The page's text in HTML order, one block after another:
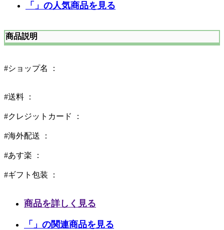
「」の人気商品を見る
商品説明
#ショップ名 ：
#送料 ：
#クレジットカード ：
#海外配送 ：
#あす楽 ：
#ギフト包装 ：
商品を詳しく見る
「」の関連商品を見る